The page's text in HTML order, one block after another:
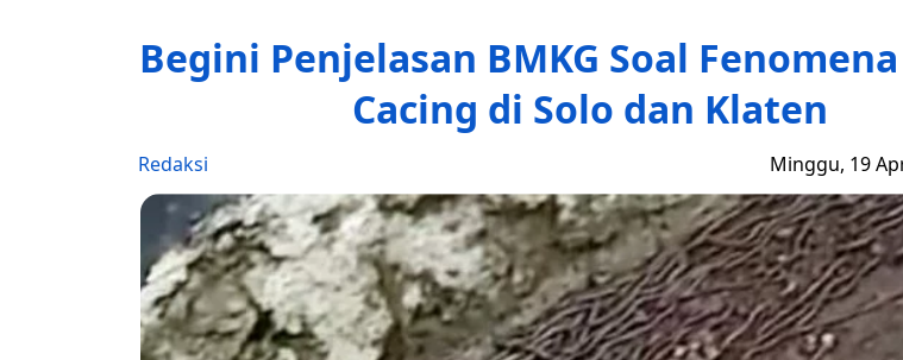
Begini Penjelasan BMKG Soal
Cacing di Solo dan Klaten
Redaksi Minggu, 19